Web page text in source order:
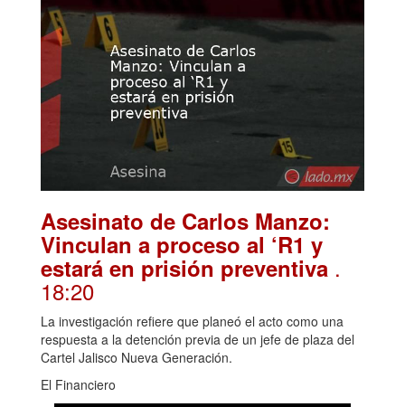
Asesinato de Carlos Manzo:
Vinculan a proceso al ‘R1 y
estará en prisión preventiva .
18:20
La investigación refiere que planeó el acto como una
respuesta a la detención previa de un jefe de plaza del
Cartel Jalisco Nueva Generación.
El Financiero